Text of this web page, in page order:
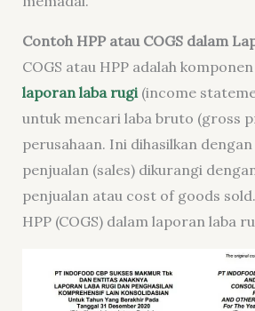
Contoh HPP atau COGS dalam
COGS atau HPP adalah
laporan laba rugi(income
untuk mencari laba bruto (gross
perusahaan. Ini dihasilkan
penjualan (sales) dikurangi
penjualan atau cost of goods
HPP (COGS) dalam laporan laba